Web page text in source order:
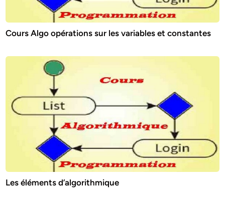
Cours Algo opérations sur les variables et constantes
Les éléments d’algorithmique